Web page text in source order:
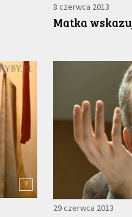
8 czerwca 2013
Matka
7
29 czerwca 2013